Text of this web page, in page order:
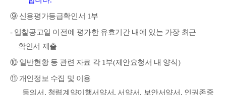
⑨ 신용평가등급확인서 1부
- 입찰공고일 이전에 평가한 유효기간 내에 있는 가장 최근
확인서 제출
⑩ 일반현황 등 관련 자료 각 1부(제안요청서 내 양식)
⑪ 개인정보 수집 및 이용
동의서 , 청렴계약이행서약서,서약서, 보안서약서 , 인권존중